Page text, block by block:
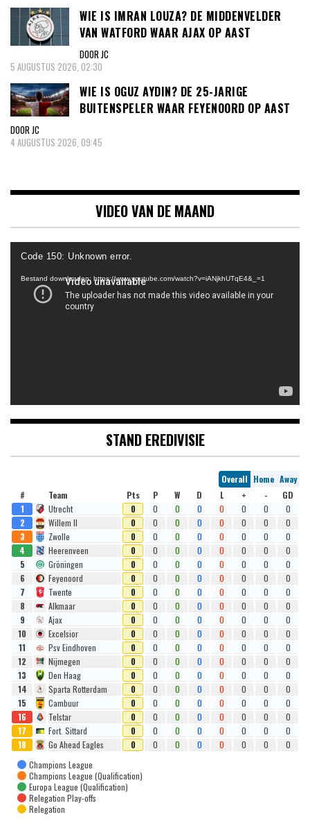
WIE IS IMRAN LOUZA? DE MIDDENVELDER
VAN WATFORD WAAR AJAX OP AAST
DOOR JC
5 AUGUSTUS 2026, 02:30
WIE IS OGUZ AYDIN? DE 25-JARIGE
BUITENSPELER WAAR FEYENOORD OP AAST
DOOR JC
4 AUGUSTUS 2026, 09:45
VIDEO VAN DE MAAND
Videospeler
Code 150: Unknown error.
Bestand downloaden: https://www.youtube.com/watch?v=iANjkhUTqE4&_=1
STAND EREDIVISIE
Overall Home Away
#
Team Pts P W D L + -
GD
1
Utrecht 0 0 0 0 0 0 0
0
2
Willem II 0 0 0 0 0 0 0
0
3
Zwolle 0 0 0 0 0 0 0
0
4
Heerenveen 0 0 0 0 0 0 0
0
5
Gröningen 0 0 0 0 0 0 0
0
6
Feyenoord 0 0 0 0 0 0 0
0
7
Twente 0 0 0 0 0 0 0
0
8
Alkmaar 0 0 0 0 0 0 0
0
9
Ajax 0 0 0 0 0 0 0
0
10
Excelsior 0 0 0 0 0 0 0
0
11
Psv Eindhoven 0 0 0 0 0 0 0
0
12
Nijmegen 0 0 0 0 0 0 0
0
13
Den Haag 0 0 0 0 0 0 0
0
14
Sparta Rotterdam 0 0 0 0 0 0 0
0
15
Cambuur 0 0 0 0 0 0 0
0
16
Telstar 0 0 0 0 0 0 0
0
17
Fort. Sittard 0 0 0 0 0 0 0
0
18
Go Ahead Eagles 0 0 0 0 0 0 0
0
Champions League
Champions League (Qualification)
Europa League (Qualification)
Relegation Play-offs
Relegation